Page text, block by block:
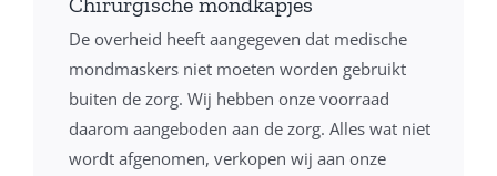
De overheid heeft aangegeven dat medische
mondmaskers niet moeten worden gebruikt
buiten de zorg. Wij hebben onze voorraad
daarom aangeboden aan de zorg. Alles wat niet
wordt afgenomen, verkopen wij aan onze